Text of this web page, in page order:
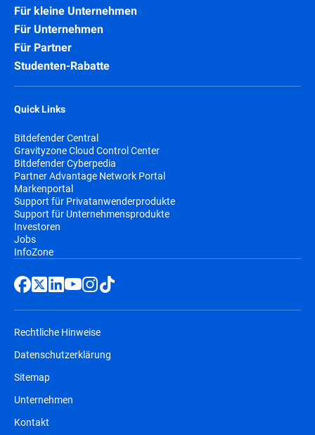
Für kleine Unternehmen
Für Unternehmen
Für Partner
Studenten-Rabatte
Quick Links
Bitdefender Central
Gravityzone Cloud Control Center
Bitdefender Cyberpedia
Partner Advantage Network Portal
Markenportal
Support für Privatanwenderprodukte
Support für Unternehmensprodukte
Investoren
Jobs
InfoZone
Rechtliche Hinweise
Datenschutzerklärung
Sitemap
Unternehmen
Kontakt